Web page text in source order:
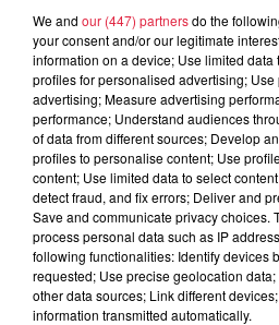
Lieu Cernay (68)
Organisateur
Christophe
0607911620
Tarif Gratuit
We and our (447) partnersdo the
your consent and/or our legitimate
information on a device; Use limited
profiles for personalised advertising;
advertising; Measure advertising
performance; Understand audiences
of data from different sources; Develop
profiles to personalise content; Use
content; Use limited data to select
detect fraud, and fix errors; Deliver and
Save and communicate privacy choices.
process personal data such as IP
following functionalities: Identify devices
requested; Use precise geolocation
other data sources; Link different
information transmitted automatically.